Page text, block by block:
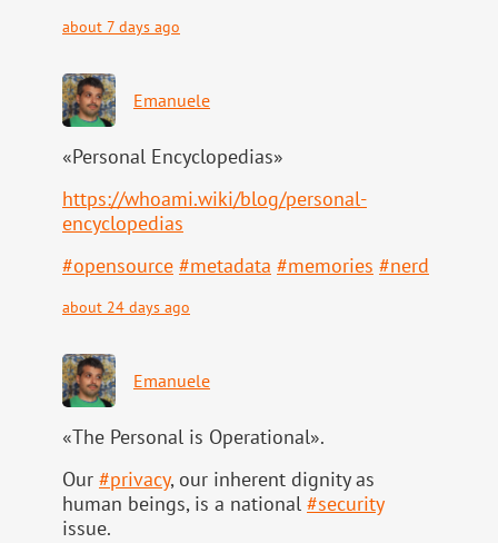
about 7 days ago
Emanuele
«Personal Encyclopedias»
https://whoami.wiki/blog/personal-
encyclopedias
#opensource #metadata #memories #nerd
about 24 days ago
Emanuele
«The Personal is Operational».
Our #privacy, our inherent dignity as
human beings, is a national #security
issue.